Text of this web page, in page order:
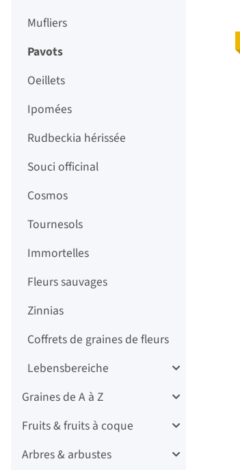
Mufliers
Pavots
Oeillets
Ipomées
Rudbeckia hérissée
Souci officinal
Cosmos
Tournesols
Immortelles
Fleurs sauvages
Zinnias
Coffrets de graines de fleurs
Lebensbereiche
Graines de A à Z
Fruits & fruits à coque
Arbres & arbustes